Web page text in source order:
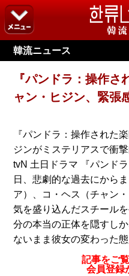
韓流ニュース
『パンドラ：操作
ャン・ヒジン、緊張
『パンドラ：操作された
ジンがミステリアスで衝
tvN 土日ドラマ 『パンド
日、悲劇的な過去にから
ア）、コ・ヘス（チャン
気を盛り込んだスチール
分の本当の正体を隠すし
ないまま彼女の変わった態
記事をご
会員登録